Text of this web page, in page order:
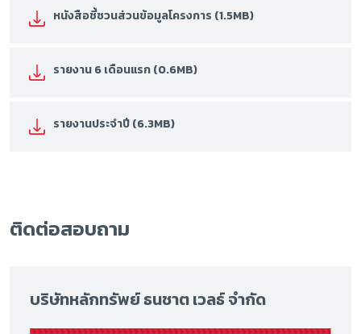
หนังสือชี้ชวนส่วนข้อมูลโครงการ (1.5MB)
รายงาน 6 เดือนแรก (0.6MB)
รายงานประจำปี (6.3MB)
ติดต่อสอบถาม
บริษัทหลักทรัพย์ ธนชาต เวลธ์ จำกัด